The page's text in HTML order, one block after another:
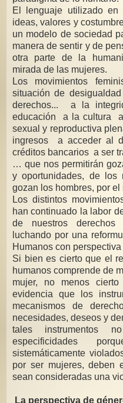
El lenguaje utilizado en
ideas, valores y
un modelo de sociedad
manera de sentir y de
otra parte de la
mirada de las mujeres.
Los movimientos
situación de
derechos... a la
educación a la cultura
sexual y reproductiva
ingresos a acceder al
créditos bancarios a ser
… que nos permitirán
y oportunidades, de los
gozan los hombres, por
Los distintos
han continuado la labor
de nuestros derechos
luchando por una
Humanos con
Si bien es cierto que el
humanos comprende de
mujer, no menos
evidencia que los
mecanismos de
necesidades, deseos y
tales instrumentos
especificidades
sistemáticamente
por ser mujeres, deben
sean consideradas una
La perspectiva de